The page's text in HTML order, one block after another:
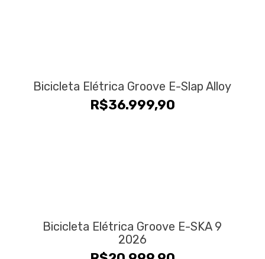
Bicicleta Elétrica Groove E-Slap Alloy
R$36.999,90
Bicicleta Elétrica Groove E-SKA 9
2026